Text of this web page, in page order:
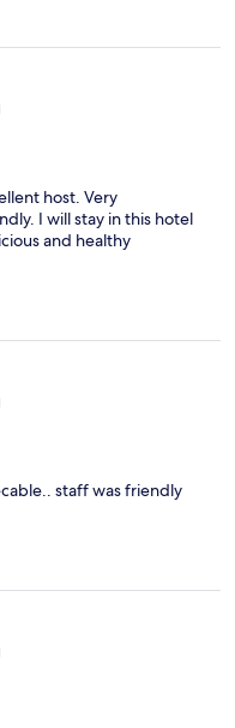
host. Very
I will stay in this hotel
and healthy
staff was friendly